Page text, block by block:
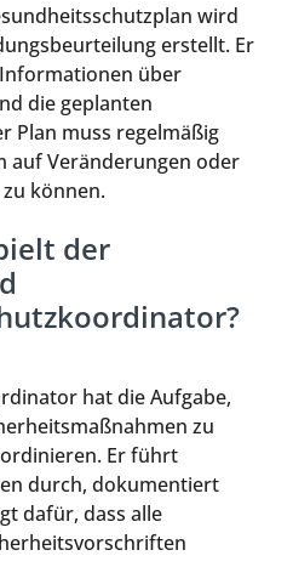
wird
erstellt. Er
über
die geplanten
Plan muss regelmäßig
auf Veränderungen oder
können.
der
hat die Aufgabe,
zu
Er führt
durch, dokumentiert
dafür, dass alle